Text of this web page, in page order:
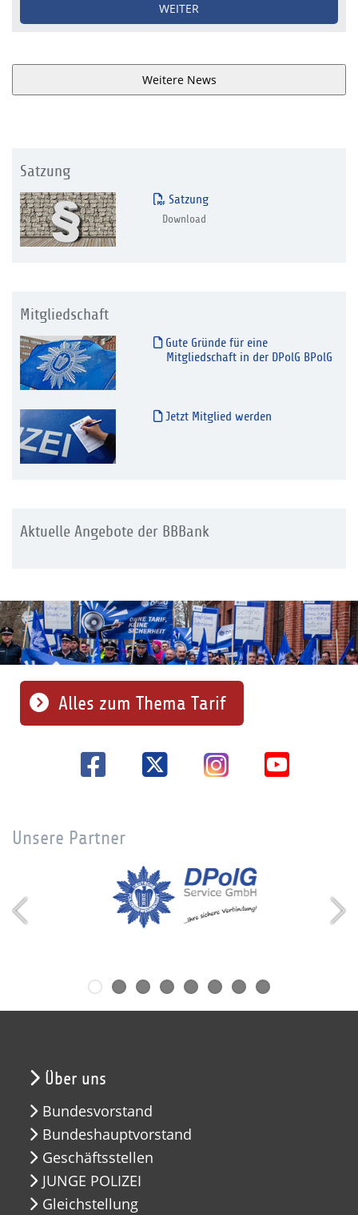
WEITER
Weitere News
Satzung
Satzung
Download
Mitgliedschaft
Gute Gründe für eine
Mitgliedschaft in der DPolG BPolG
Jetzt Mitglied werden
Aktuelle Angebote der BBBank
Alles zum Thema Tarif
Unsere Partner
Über uns
Bundesvorstand
Bundeshauptvorstand
Geschäftsstellen
JUNGE POLIZEI
Gleichstellung